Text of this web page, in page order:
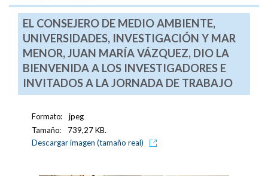
EL CONSEJERO DE MEDIO AMBIENTE,
UNIVERSIDADES, INVESTIGACIÓN Y MAR
MENOR, JUAN MARÍA VÁZQUEZ, DIO LA
BIENVENIDA A LOS INVESTIGADORES E
INVITADOS A LA JORNADA DE TRABAJO
Formato:
jpeg
Tamaño:
739,27 KB.
Descargar imagen (tamaño real)